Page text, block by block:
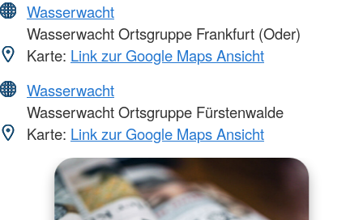
Wasserwacht
Wasserwacht Ortsgruppe Frankfurt (Oder)
Karte: Link zur Google Maps Ansicht
Wasserwacht
Wasserwacht Ortsgruppe Fürstenwalde
Karte: Link zur Google Maps Ansicht